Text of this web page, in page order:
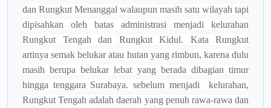
dan Rungkut Menanggal walaupun masih satu wilayah tapi
dipisahkan oleh batas administrasi menjadi kelurahan
Rungkut Tengah dan Rungkut Kidul. Kata Rungkut
artinya semak belukar atau hutan yang rimbun, karena dulu
masih berupa belukar lebat yang berada dibagian timur
hingga tenggara Surabaya. sebelum menjadi kelurahan,
Rungkut Tengah adalah daerah yang penuh rawa-rawa dan